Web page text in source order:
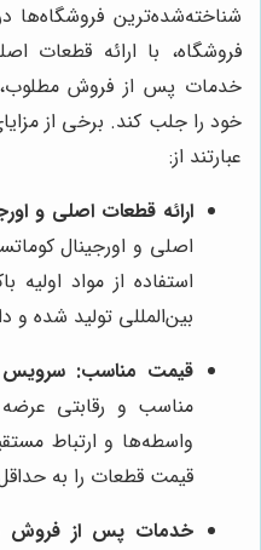
شناخته‌شده‌ترین
فروشگاه، با ارائه قطعات
خدمات پس از فروش
خود را جلب کند. برخی از
عبارتند از:
ارائه قطعات اصلی و
اصلی و اورجینال
استفاده از مواد اولیه
بین‌المللی تولید شده و
قیمت مناسب:
مناسب و رقابتی
واسطه‌ها و ارتباط
قیمت قطعات را به
خدمات پس از فروش